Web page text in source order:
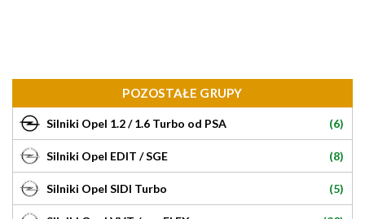
POZOSTAŁE GRUPY
Silniki Opel 1.2 / 1.6 Turbo od PSA (6)
Silniki Opel EDIT / SGE (8)
Silniki Opel SIDI Turbo (5)